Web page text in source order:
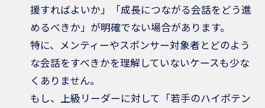
援すればよいか」「成長につながる会話をどう進
めるべきか」が明確でない場合があります。
特に、メンティーやスポンサー対象者とどのよう
な会話をすべきかを理解していないケースも少な
くありません。
もし、上級リーダーに対して「若手のハイポテン